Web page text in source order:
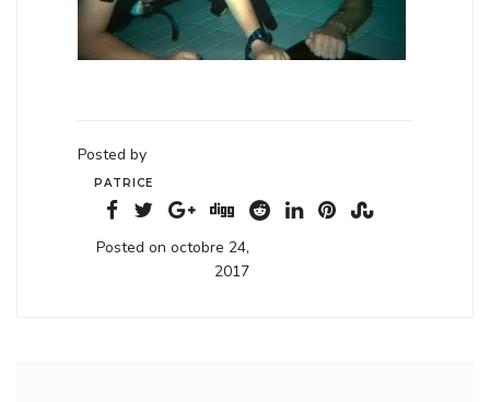
Posted by
PATRICE
Posted on octobre 24,
2017